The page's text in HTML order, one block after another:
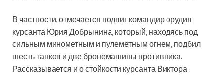
В частности, отмечается подвиг командир орудия
курсанта Юрия Добрынина, который, находясь под
сильным минометным и пулеметным огнем, подбил
шесть танков и две бронемашины противника.
Рассказывается и о стойкости курсанта Виктора